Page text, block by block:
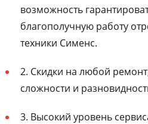
возможность
благополучную работу
техники Сименс.
2. Скидки на любой
сложности и
3. Высокий уровень